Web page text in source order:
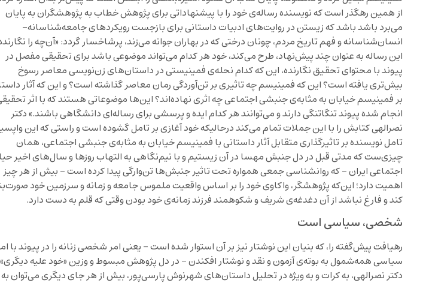
از همین رهگذر است که نویسنده رساله‌ی خود را با پیشنهاداتی برای پژوهش خطاب به پژوهشگران به پایان
می‌برد باشد باشد که زیستن در روایت‌های ادبیات داستانی برای بازجست رویکردهای جامعه‌شناسانه-
انسان‌شناسانه و فهم تاریخ مردم، چونان درختی که در بهاران جوانه می‌زند، پرشاخسار گردد: «آن‌چه را
این رساله به عنوان چند پیش‌نهاد، طرح می‌کند، خود هر کدام می‌تواند موضوعی باشد برای تحقیقی مفصل در
پیوند با محتوای تحقیق نگارنده، این که کدام نحله‌ی فمینیستی در داستان‌های زن‌نویسی معاصر رسوخ
بیش‌تری یافته است؟ این که فمینیسم چه تاثیری بر تن‌آوردگی رمان معاصر گذاشته است؟ و این که آثار
بر فمینیسم خیابان به مثابه‌ی جنبشی اجتماعی چه اثری نهاده‌اند؟ این‌ها موضوعاتی هستند که با اثر
انجام شده پیوند تنگاتنگی دارند و می‌توانند هر کدام ایده و پرسشی برای رساله‌ای دانشگاهی باشند.» دکتر
نصرالهی کتابش را با این جملات تمام می‌کند درحالیکه خود آغازی بر تامل گشوده است و راستی که این
تامل نویسنده بر تاثیرگذاری متقابل آثار داستانی با فمینیسم خیابان به مثابه‌ی جنبشی اجتماعی، همان
چیزی‌ست که مدتی قبل در دل جنبش مهسا در آن زیستیم و با نیم‌نگاهی به التهاب روزها و سال‌های اخیر
اجتماعی ایران – که روانشناسی جمعی همواره تحت تاثیر جنبش‌ها تن‌وارگی پیدا کرده است – بیش از هر چیز
اهمیت دارد؛ این‌که پژوهشگر، واکاوی خود را بر اساس واقعیت ملموس جامعه و زمانه و سرزمین خود
کند و فارغ نباشد از آن دغدغه‌ی شریف و شکوهمند فرزند زمانه‌ی خود بودن وقتی که قلم به دست دارد.
شخصی، سیاسی است
رهیافت پیش‌گفته را، که بنیان این نوشتار نیز بر آن استوار شده است – یعنی امر شخصی زنانه را در پیوند با
سیاسی همه‌شمول به بوته‌ی آزمون و نقد و نوشتار افکندن – در دل پژوهش مبسوط و وزین «خود علیه
دکتر نصرالهی، به کرات و به ویژه در تحلیل داستان‌های شهرنوش پارسی‌پور، بیش از هر جای دیگری می‌توان به